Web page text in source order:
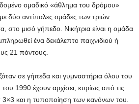
ομαδικό «άθλημα του δρόμου»
δύο αντίπαλες ομάδες των τριών
στο μισό γήπεδο. Νικήτρια είναι η ομάδα
ένα δεκάλεπτο παιχνιδιού ή
21 πόντους.
σε γήπεδα και γυμναστήρια όλου του
1990 έχουν αρχίσει, κυρίως από τις
και η τυποποίηση των κανόνων του.